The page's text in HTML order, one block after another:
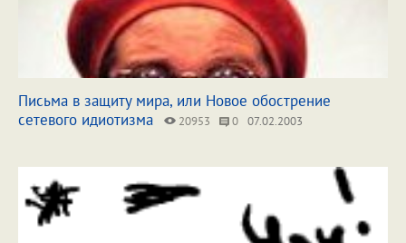
Письма в защиту мира, или Новое обострение
сетевого идиотизма
20953 0 07.02.2003